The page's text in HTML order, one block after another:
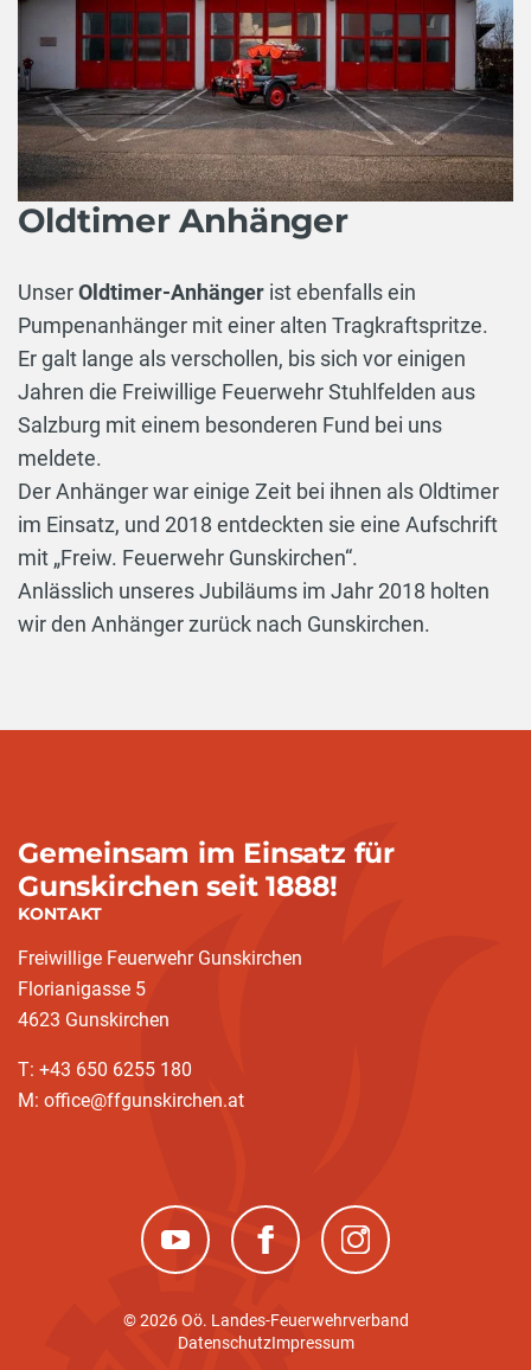
Oldtimer Anhänger
UnserOldtimer-Anhänger ist ebenfalls ein
Pumpenanhänger mit einer alten Tragkraftspritze.
Er galt lange als verschollen, bis sich vor einigen
Jahren die Freiwillige Feuerwehr Stuhlfelden aus
Salzburg mit einem besonderen Fund bei uns
meldete.
Der Anhänger war einige Zeit bei ihnen als Oldtimer
im Einsatz, und 2018 entdeckten sie eine Aufschrift
mit „Freiw. Feuerwehr Gunskirchen“.
Anlässlich unseres Jubiläums im Jahr 2018 holten
wir den Anhänger zurück nach Gunskirchen.
Gemeinsam im Einsatz für
Gunskirchen seit 1888!
KONTAKT
Freiwillige Feuerwehr Gunskirchen
Florianigasse 5
4623 Gunskirchen
T: +43 650 6255 180
M: office@ffgunskirchen.at
(neues Fenster)(neues Fenster)(neues Fenster)
© 2026 Oö. Landes-Feuerwehrverband
DatenschutzImpressum